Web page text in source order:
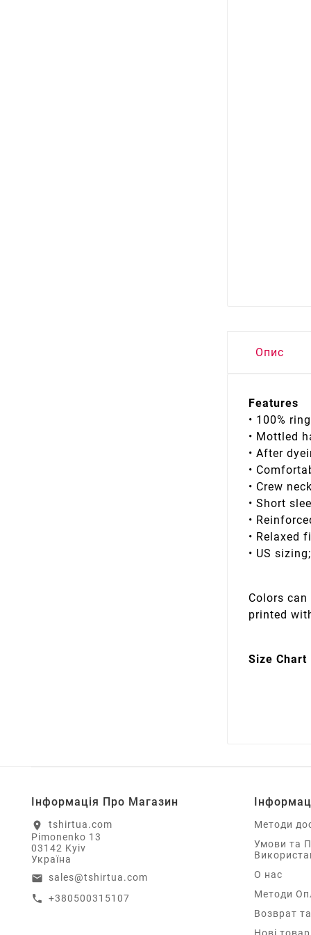
Опис
Features
• 100%
• Mottled
• After
•
• Crew neck
• Short
•
• Relaxed
• US
Colors
printed
Size Chart
Інформація Про Магазин
location_on
tshirtua.com
Pimonenko 13
03142 Kyiv
Україна
email sales@tshirtua.com
call +380500315107
Методи
Умови та
О нас
Методи
Возврат